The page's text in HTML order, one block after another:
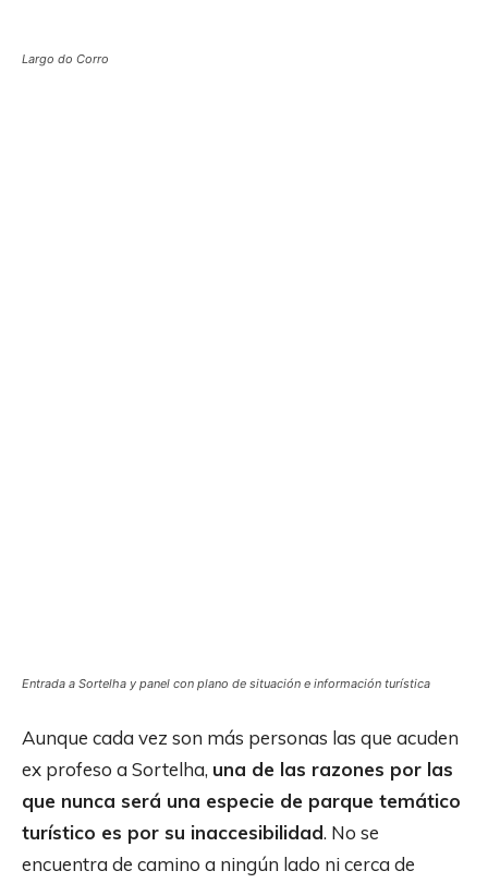
Largo do Corro
Entrada a Sortelha y panel con plano de situación e información turística
Aunque cada vez son más personas las que acuden
ex profeso a Sortelha, una de las razones por las
que nunca será una especie de parque temático
turístico es por su inaccesibilidad. No se
encuentra de camino a ningún lado ni cerca de